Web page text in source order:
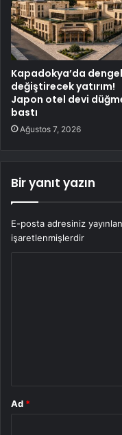
Kapadokya’da
değiştirecek yatırım!
Japon otel devi
bastı
Ağustos 7, 2026
Bir yanıt yazın
E-posta adresiniz
işaretlenmişlerdir
Ad *